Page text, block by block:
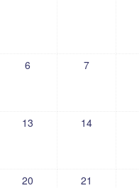
6 7
13 14
20 21